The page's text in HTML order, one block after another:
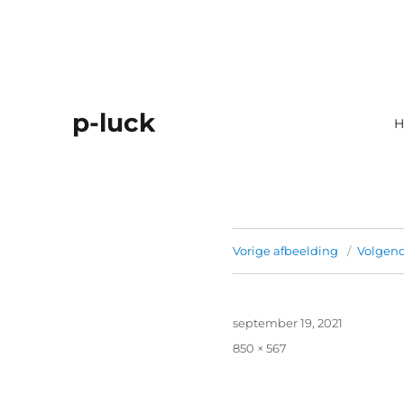
p-luck
Vorige afbeelding
Geplaatst
op
september 19, 2021
Volledige
850 × 567